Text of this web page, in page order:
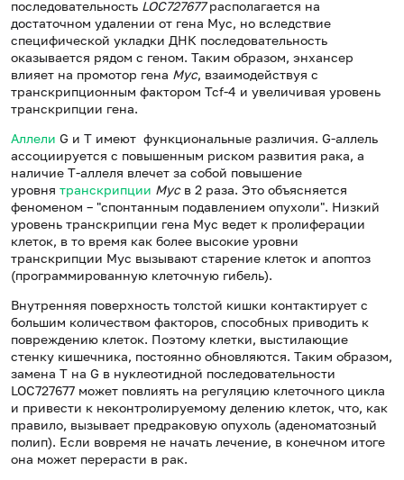
последовательность LOC727677располагается на
достаточном удалении от гена Myc, но вследствие
специфической укладки ДНК последовательность
оказывается рядом с геном. Таким образом, энхансер
влияет на промотор гена Myc, взаимодействуя с
транскрипционным фактором Tcf-4 и увеличивая уровень
транскрипции гена.
Аллели G и Т имеют функциональные различия. G-аллель
ассоциируется с повышенным риском развития рака, а
наличие Т-аллеля влечет за собой повышение
уровня транскрипции Mycв 2 раза. Это объясняется
феноменом – "спонтанным подавлением опухоли". Низкий
уровень транскрипции гена Myc ведет к пролиферации
клеток, в то время как более высокие уровни
транскрипции Myc вызывают старение клеток и апоптоз
(программированную клеточную гибель).
Внутренняя поверхность толстой кишки контактирует с
большим количеством факторов, способных приводить к
повреждению клеток. Поэтому клетки, выстилающие
стенку кишечника, постоянно обновляются. Таким образом,
замена T на G в нуклеотидной последовательности
LOC727677 может повлиять на регуляцию клеточного цикла
и привести к неконтролируемому делению клеток, что, как
правило, вызывает предраковую опухоль (аденоматозный
полип). Если вовремя не начать лечение, в конечном итоге
она может перерасти в рак.